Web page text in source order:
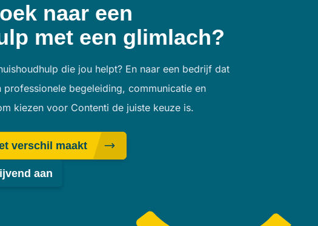
naar een
met een glimlach?
die jou helpt? En naar een bedrijf dat
begeleiding, communicatie en
kiezen voor Contenti de juiste keuze is.
verschil maakt
aan